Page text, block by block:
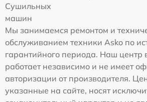
Сушильных
машин
Мы занимаемся ремонтом и
обслуживанием техники Asko по
гарантийного периода. Наш центр
работает независимо и не имеет
авторизации от производителя.
указанные на сайте, носят